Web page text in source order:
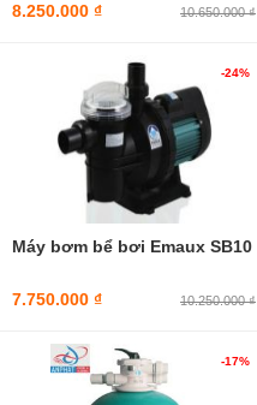
8.250.000 ₫
10.650.000 ₫
Máy bơm bể bơi Emaux SB10
7.750.000 ₫ 10.250.000 ₫
-24%
-17%